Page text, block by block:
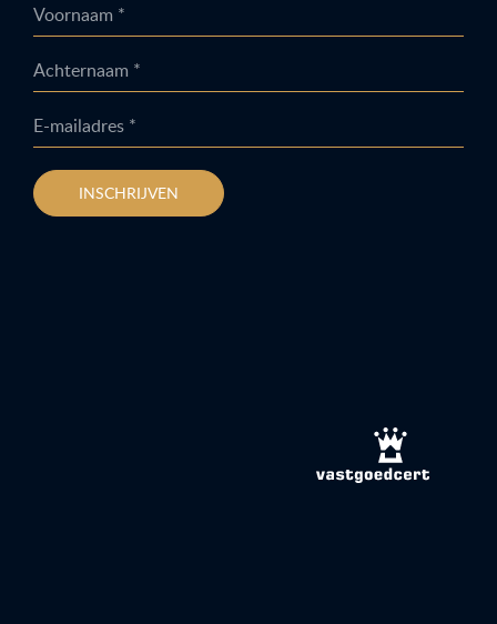
Voornaam *
Achternaam *
E-mailadres *
INSCHRIJVEN